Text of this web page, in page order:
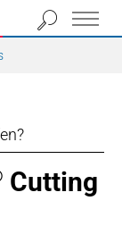
Cutting